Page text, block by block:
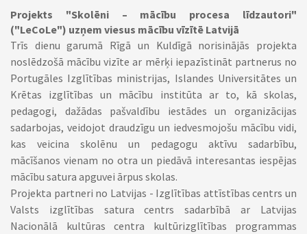
Projekts "Skolēni – mācību procesa līdzautori"
("LeCoLe") uzņem viesus mācību vīzītē Latvijā
Trīs dienu garumā Rīgā un Kuldīgā norisinājās projekta
noslēdzošā mācību vizīte ar mērķi iepazīstināt partnerus no
Portugāles Izglītības ministrijas, Islandes Universitātes un
Krētas izglītības un mācību institūta ar to, kā skolas,
pedagogi, dažādas pašvaldību iestādes un organizācijas
sadarbojas, veidojot draudzīgu un iedvesmojošu mācību vidi,
kas veicina skolēnu un pedagogu aktīvu sadarbību,
mācīšanos vienam no otra un piedāvā interesantas iespējas
mācību satura apguvei ārpus skolas.
Projekta partneri no Latvijas - Izglītības attīstības centrs un
Valsts izglītības satura centrs sadarbībā ar Latvijas
Nacionālā kultūras centra kultūrizglītības programmas